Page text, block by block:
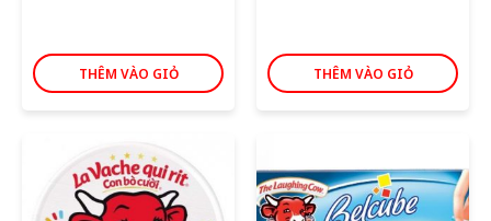
THÊM VÀO GIỎ THÊM VÀO GIỎ